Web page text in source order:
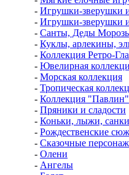
- Игрушки-зверушки
- Игрушки-зверушки
- Санты, Деды
- Куклы, арлекины,
- Коллекция Ретро-
- Ювелирная
- Морская коллекция
- Тропическая
- Коллекция "Павлин"
- Пряники и сладости
- Коньки, лыжи, санки
- Рождественские
- Сказочные
- Олени
- Ангелы